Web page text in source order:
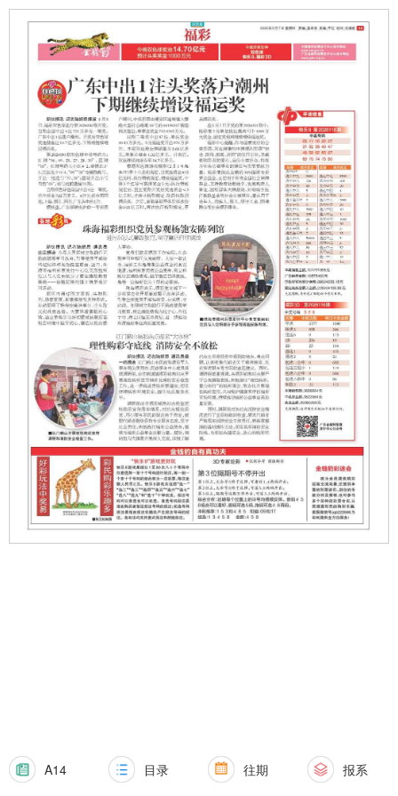
A14 目录 往期 报系